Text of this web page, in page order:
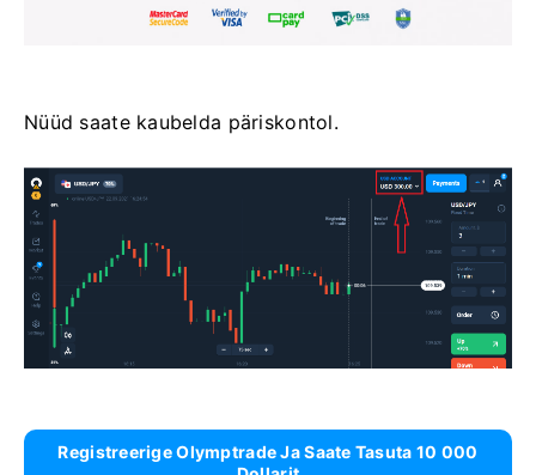
Nüüd saate kaubelda päriskontol.
Registreerige Olymptrade Ja Saate Tasuta 10 000